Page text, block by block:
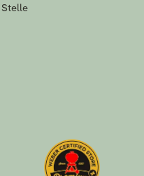
Stelle